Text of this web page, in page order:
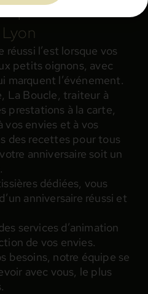
pour votre
réussi l’est lorsque vos
petits oignons, avec
marquent l’événement.
La Boucle, traiteur à
prestations à la carte,
vos envies et à vos
des recettes pour tous
anniversaire soit un
dédiées, vous
anniversaire réussi et
services d’animation
de vos envies.
besoins, notre équipe se
avec vous, le plus